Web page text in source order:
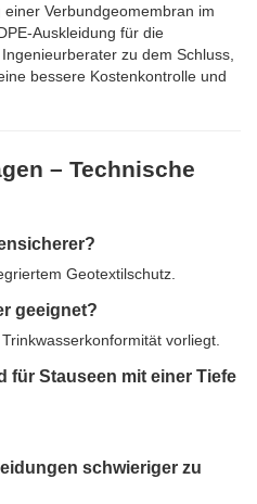
Verbundgeomembran im
Auskleidung für die
zu dem Schluss,
bessere Kostenkontrolle und
– Technische
Geotextilschutz.
geeignet?
vorliegt.
für Stauseen mit einer Tiefe
schwieriger zu